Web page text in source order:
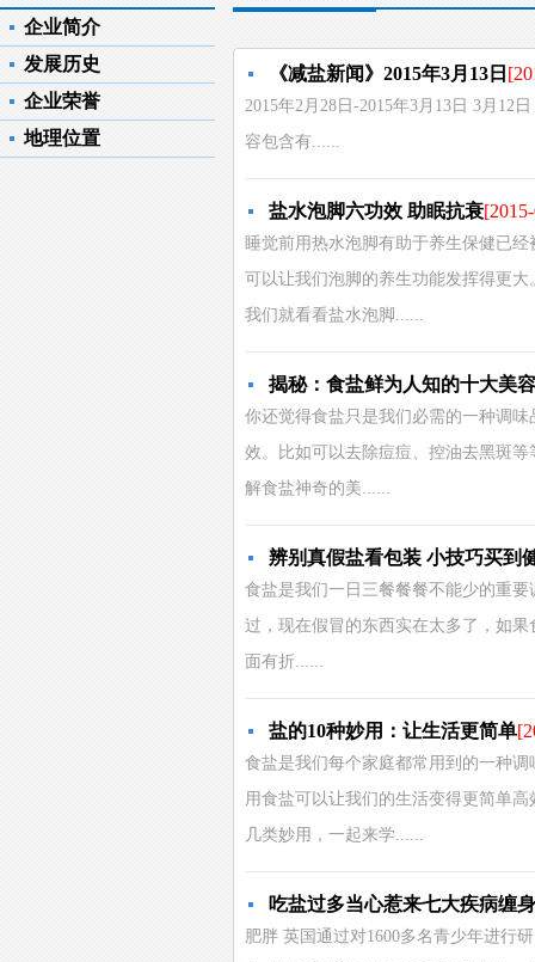
企业简介
发展历史
企业荣誉
地理位置
《减盐新闻》2015年3月13日
2015年2月28日-2015年3月13日 3月12
容包含有......
盐水泡脚六功效 助眠抗衰
睡觉前用热水泡脚有助于养生保健已
可以让我们泡脚的养生功能发挥得更
我们就看看盐水泡脚......
揭秘：食盐鲜为人知的十大美
你还觉得食盐只是我们必需的一种调
效。比如可以去除痘痘、控油去黑斑
解食盐神奇的美......
辨别真假盐看包装 小技巧买到
食盐是我们一日三餐餐餐不能少的重
过，现在假冒的东西实在太多了，如
面有折......
盐的10种妙用：让生活更简单
食盐是我们每个家庭都常用到的一种
用食盐可以让我们的生活变得更简单
几类妙用，一起来学......
吃盐过多当心惹来七大疾病缠身
肥胖 英国通过对1600多名青少年进行